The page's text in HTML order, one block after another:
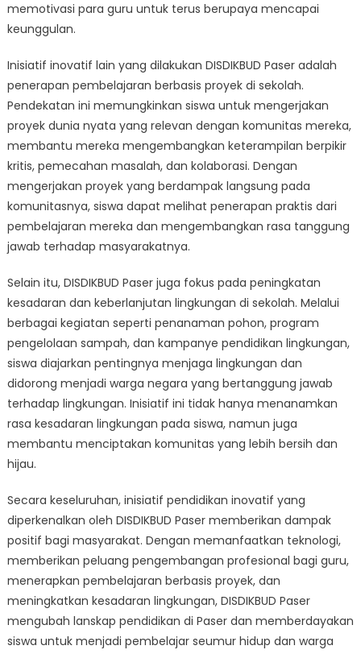
memotivasi para guru untuk terus berupaya mencapai
keunggulan.
Inisiatif inovatif lain yang dilakukan DISDIKBUD Paser adalah
penerapan pembelajaran berbasis proyek di sekolah.
Pendekatan ini memungkinkan siswa untuk mengerjakan
proyek dunia nyata yang relevan dengan komunitas mereka,
membantu mereka mengembangkan keterampilan berpikir
kritis, pemecahan masalah, dan kolaborasi. Dengan
mengerjakan proyek yang berdampak langsung pada
komunitasnya, siswa dapat melihat penerapan praktis dari
pembelajaran mereka dan mengembangkan rasa tanggung
jawab terhadap masyarakatnya.
Selain itu, DISDIKBUD Paser juga fokus pada peningkatan
kesadaran dan keberlanjutan lingkungan di sekolah. Melalui
berbagai kegiatan seperti penanaman pohon, program
pengelolaan sampah, dan kampanye pendidikan lingkungan,
siswa diajarkan pentingnya menjaga lingkungan dan
didorong menjadi warga negara yang bertanggung jawab
terhadap lingkungan. Inisiatif ini tidak hanya menanamkan
rasa kesadaran lingkungan pada siswa, namun juga
membantu menciptakan komunitas yang lebih bersih dan
hijau.
Secara keseluruhan, inisiatif pendidikan inovatif yang
diperkenalkan oleh DISDIKBUD Paser memberikan dampak
positif bagi masyarakat. Dengan memanfaatkan teknologi,
memberikan peluang pengembangan profesional bagi guru,
menerapkan pembelajaran berbasis proyek, dan
meningkatkan kesadaran lingkungan, DISDIKBUD Paser
mengubah lanskap pendidikan di Paser dan memberdayakan
siswa untuk menjadi pembelajar seumur hidup dan warga